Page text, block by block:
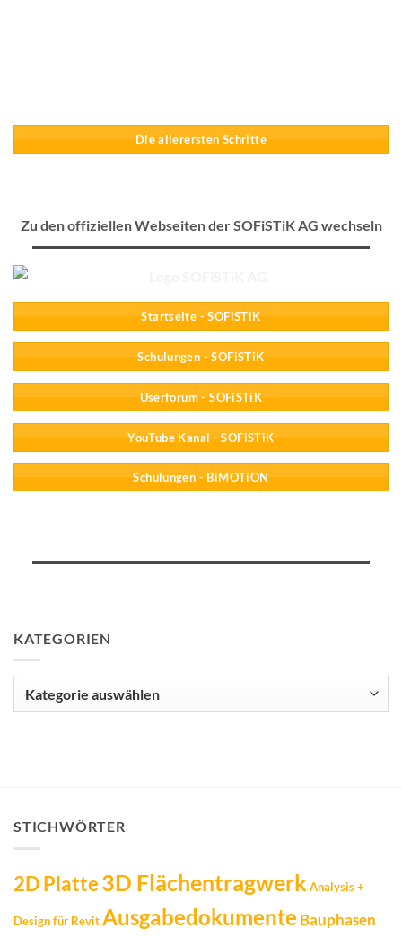
Die allerersten Schritte
Zu den offiziellen Webseiten der SOFiSTiK AG wechseln
Startseite - SOFiSTiK
Schulungen - SOFiSTiK
Userforum - SOFiSTiK
YouTube Kanal - SOFiSTiK
Schulungen - BiMOTiON
KATEGORIEN
STICHWÖRTER
2D Platte3D Flächentragwerk Analysis +
Design für RevitAusgabedokumente Bauphasen